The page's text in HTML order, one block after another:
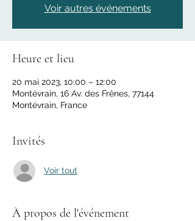
Voir autres événements
Heure et lieu
20 mai 2023, 10:00 – 12:00
Montévrain, 16 Av. des Frênes, 77144
Montévrain, France
Invités
Voir tout
À propos de l'événement